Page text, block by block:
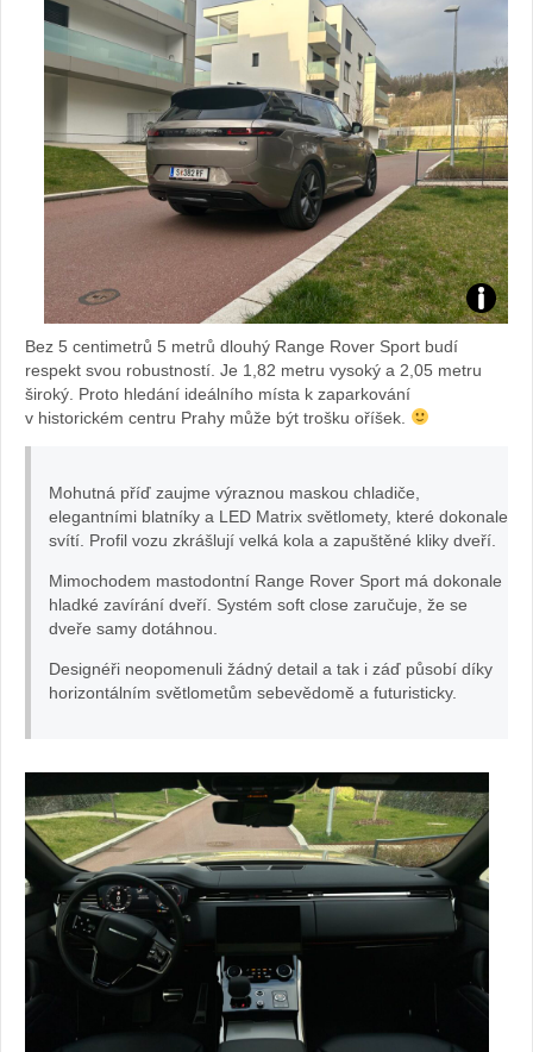
v
autě.cz
Test
foto
Žena
autě.cz
Bez 5 centimetrů 5 metrů dlouhý Range Rover Sport budí
respekt svou robustností. Je 1,82 metru vysoký a 2,05 metru
široký. Proto hledání ideálního místa k zaparkování
v historickém centru Prahy může být trošku oříšek.
Mohutná příď zaujme výraznou maskou chladiče,
elegantními blatníky a LED Matrix světlomety, které dokonale
svítí. Profil vozu zkrášlují velká kola a zapuštěné kliky dveří.
Mimochodem mastodontní Range Rover Sport má dokonale
hladké zavírání dveří. Systém soft close zaručuje, že se
dveře samy dotáhnou.
Designéři neopomenuli žádný detail a tak i záď působí díky
horizontálním světlometům sebevědomě a futuristicky.